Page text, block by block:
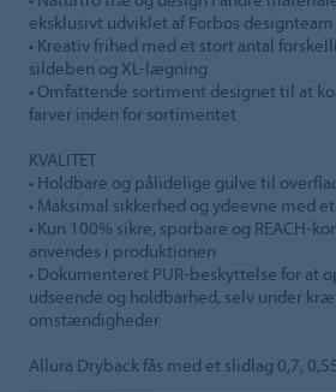
eksklusivt udviklet af Forbos designteam
• Kreativ frihed med et stort antal
sildeben og XL-lægning
• Omfattende sortiment designet til at
farver inden for sortimentet
KVALITET
• Holdbare og pålidelige gulve til
• Maksimal sikkerhed og ydeevne med
• Kun 100% sikre, sporbare og REACH-
anvendes i produktionen
• Dokumenteret PUR-beskyttelse for at
udseende og holdbarhed, selv under
omstændigheder
Allura Dryback fås med et slidlag 0,7,